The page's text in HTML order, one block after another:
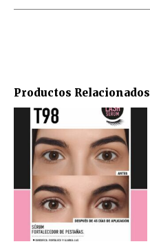
Productos Relacionados